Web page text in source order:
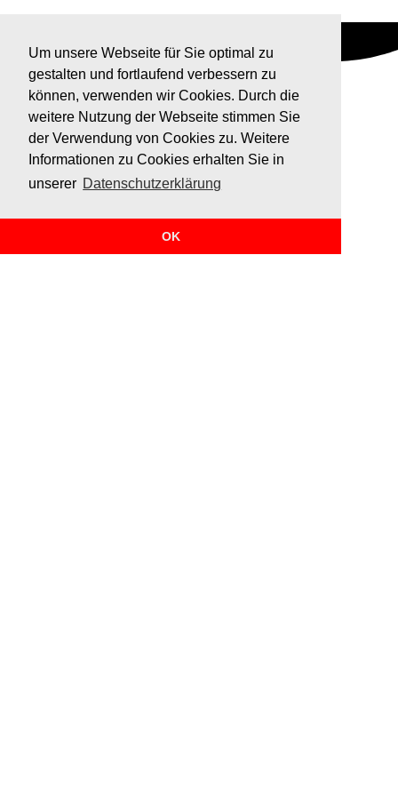
Um unsere Webseite für Sie optimal zu
gestalten und fortlaufend verbessern zu
können, verwenden wir Cookies. Durch die
weitere Nutzung der Webseite stimmen Sie
der Verwendung von Cookies zu. Weitere
Informationen zu Cookies erhalten Sie in
unserer Datenschutzerklärung
OK